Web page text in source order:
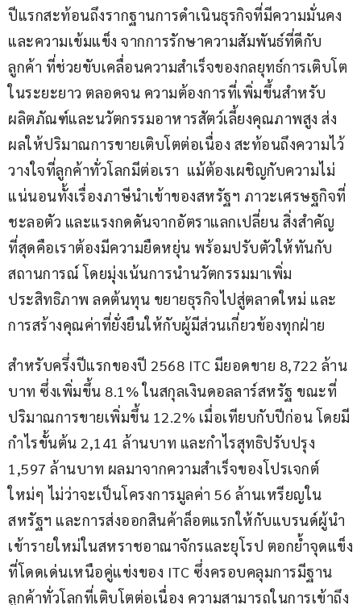
ปีแรกสะท้อนถึงรากฐานการดำเนินธุรกิจที่มีความมั่นคง
และความเข้มแข็ง จากการรักษาความสัมพันธ์ที่ดีกับ
ลูกค้า ที่ช่วยขับเคลื่อนความสำเร็จของกลยุทธ์การเติบโต
ในระยะยาว ตลอดจน ความต้องการที่เพิ่มขึ้นสำหรับ
ผลิตภัณฑ์และนวัตกรรมอาหารสัตว์เลี้ยงคุณภาพสูง ส่ง
ผลให้ปริมาณการขายเติบโตต่อเนื่อง สะท้อนถึงความไว้
วางใจที่ลูกค้าทั่วโลกมีต่อเรา  แม้ต้องเผชิญกับความไม่
แน่นอนทั้งเรื่องภาษีนำเข้าของสหรัฐฯ ภาวะเศรษฐกิจที่
ชะลอตัว และแรงกดดันจากอัตราแลกเปลี่ยน สิ่งสำคัญ
ที่สุดคือเราต้องมีความยืดหยุ่น พร้อมปรับตัวให้ทันกับ
สถานการณ์ โดยมุ่งเน้นการนำนวัตกรรมมาเพิ่ม
ประสิทธิภาพ ลดต้นทุน ขยายธุรกิจไปสู่ตลาดใหม่ และ
การสร้างคุณค่าที่ยั่งยืนให้กับผู้มีส่วนเกี่ยวข้องทุกฝ่าย
สำหรับครึ่งปีแรกของปี 2568 ITC มียอดขาย 8,722 ล้าน
บาท ซึ่งเพิ่มขึ้น 8.1% ในสกุลเงินดอลลาร์สหรัฐ ขณะที่
ปริมาณการขายเพิ่มขึ้น 12.2% เมื่อเทียบกับปีก่อน โดยมี
กำไรขั้นต้น 2,141 ล้านบาท และกำไรสุทธิปรับปรุง
1,597 ล้านบาท ผลมาจากความสำเร็จของโปรเจกต์
ใหม่ๆ ไม่ว่าจะเป็นโครงการมูลค่า 56 ล้านเหรียญใน
สหรัฐฯ และการส่งออกสินค้าล็อตแรกให้กับแบรนด์ผู้นำ
เข้ารายใหม่ในสหราชอาณาจักรและยุโรป ตอกย้ำจุดแข็ง
ที่โดดเด่นเหนือคู่แข่งของ ITC ซึ่งครอบคลุมการมีฐาน
ลูกค้าทั่วโลกที่เติบโตต่อเนื่อง ความสามารถในการเข้าถึง